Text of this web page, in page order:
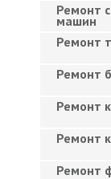
Ремонт
машин
Ремонт
Ремонт
Ремонт
Ремонт
Ремонт